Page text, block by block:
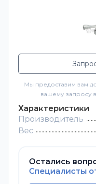
Мы предоставим вам
вашему запросу
Характеристики
Производитель
Вес
Остались
Специалисты